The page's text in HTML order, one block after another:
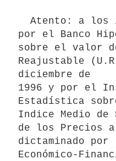
por el Banco
sobre el valor
Reajustable
diciembre de
1996 y por el
Estadística
Indice Medio
de los Precios
dictaminado por
Económico-